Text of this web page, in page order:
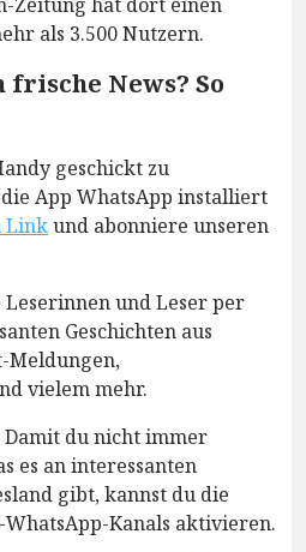
als 3.500 Nutzern.
News? So
geschickt zu
App WhatsApp installiert
Linkund abonniere unseren
und Leser per
Geschichten aus
Meldungen,
vielem mehr.
du nicht immer
es an interessanten
gibt, kannst du die
WhatsApp-Kanals aktivieren.